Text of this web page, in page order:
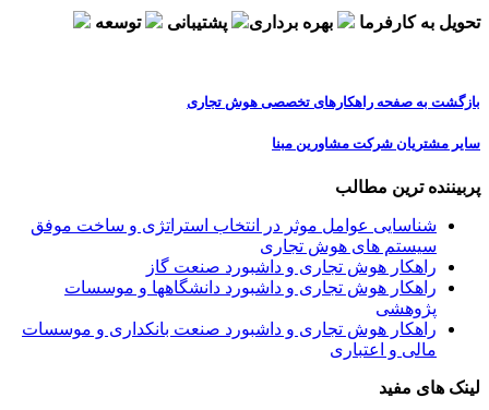
تحویل به کارفرما بهره برداری پشتیبانی توسعه
بازگشت به صفحه راهکارهای تخصصی هوش تجاری
سایر مشتریان شرکت مشاورین مبنا
پربیننده ترین مطالب
شناسایی عوامل موثر در انتخاب استراتژی و ساخت موفق
سیستم های هوش تجاری
راهکار هوش تجاری و داشبورد صنعت گاز
راهکار هوش تجاری و داشبورد دانشگاهها و موسسات
پژوهشی
راهکار هوش تجاری و داشبورد صنعت بانکداری و موسسات
مالی و اعتباری
لینک های مفید